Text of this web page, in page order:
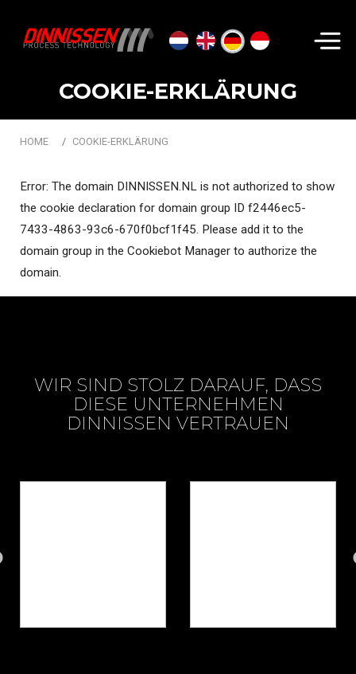
COOKIE-ERKLÄRUNG
HOME COOKIE-ERKLÄRUNG
Error: The domain DINNISSEN.NL is not authorized to show
the cookie declaration for domain group ID f2446ec5-
7433-4863-93c6-670f0bcf1f45. Please add it to the
domain group in the Cookiebot Manager to authorize the
domain.
WIR SIND STOLZ DARAUF, DASS
DIESE UNTERNEHMEN
DINNISSEN VERTRAUEN